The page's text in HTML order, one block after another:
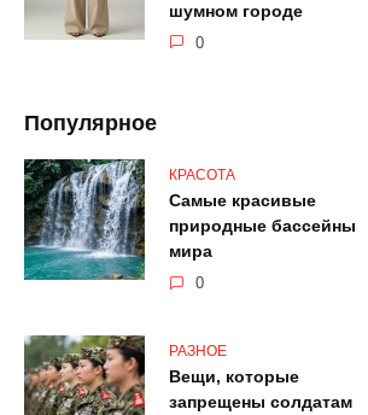
шумном городе
0
Популярное
КРАСОТА
Самые красивые
природные бассейны
мира
0
РАЗНОЕ
Вещи, которые
запрещены солдатам